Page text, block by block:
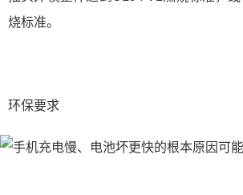
烧标准。
环保要求